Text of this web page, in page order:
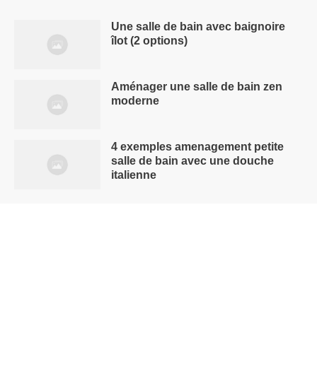
Une salle de bain avec baignoire
îlot (2 options)
Aménager une salle de bain zen
moderne
4 exemples amenagement petite
salle de bain avec une douche
italienne